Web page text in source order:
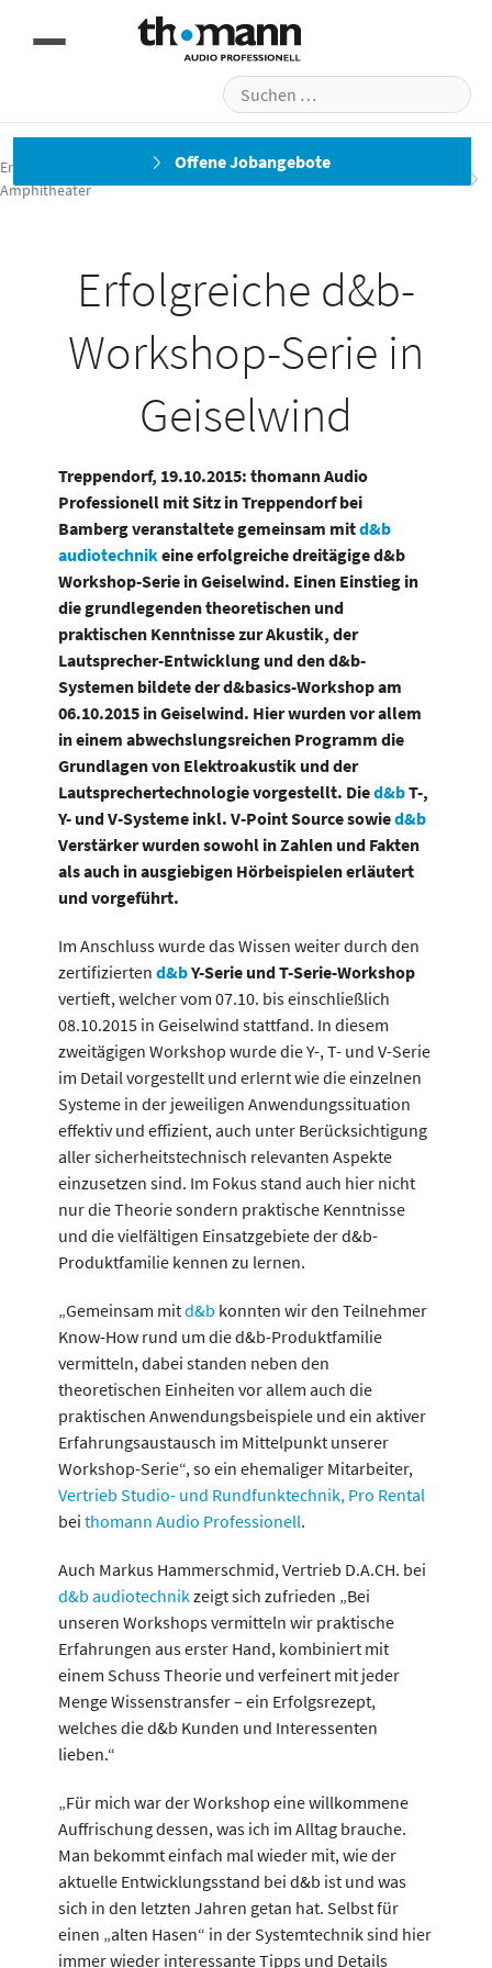
Offene Jobangebote
Einladung zur Yamaha AFC3 Präsentation am 14.07.2016
Erfolgreiche Yamaha AFC3 Präsentation am 14.07.2016 im
Amphitheater
Erfolgreiche d&b-
Workshop-Serie in
Geiselwind
Treppendorf, 19.10.2015: thomann Audio
Professionell mit Sitz in Treppendorf bei
Bamberg veranstaltete gemeinsam mitd&b
audiotechnikeine erfolgreiche dreitägige d&b
Workshop-Serie in Geiselwind. Einen Einstieg in
die grundlegenden theoretischen und
praktischen Kenntnisse zur Akustik, der
Lautsprecher-Entwicklung und den d&b-
Systemen bildete der d&basics-Workshop am
06.10.2015 in Geiselwind. Hier wurden vor allem
in einem abwechslungsreichen Programm die
Grundlagen von Elektroakustik und der
Lautsprechertechnologie vorgestellt. Died&bT-,
Y- und V-Systeme inkl. V-Point Source sowied&b
Verstärker wurden sowohl in Zahlen und Fakten
als auch in ausgiebigen Hörbeispielen erläutert
und vorgeführt.
Im Anschluss wurde das Wissen weiter durch den
zertifizierten d&bY-Serie und T-Serie-Workshop
vertieft, welcher vom 07.10. bis einschließlich
08.10.2015 in Geiselwind stattfand. In diesem
zweitägigen Workshop wurde die Y-, T- und V-Serie
im Detail vorgestellt und erlernt wie die einzelnen
Systeme in der jeweiligen Anwendungssituation
effektiv und effizient, auch unter Berücksichtigung
aller sicherheitstechnisch relevanten Aspekte
einzusetzen sind. Im Fokus stand auch hier nicht
nur die Theorie sondern praktische Kenntnisse
und die vielfältigen Einsatzgebiete der d&b-
Produktfamilie kennen zu lernen.
„Gemeinsam mitd&b konnten wir den Teilnehmer
Know-How rund um die d&b-Produktfamilie
vermitteln, dabei standen neben den
theoretischen Einheiten vor allem auch die
praktischen Anwendungsbeispiele und ein aktiver
Erfahrungsaustausch im Mittelpunkt unserer
Workshop-Serie“, so ein ehemaliger Mitarbeiter,
Vertrieb Studio- und Rundfunktechnik, Pro Rental
bei thomann Audio Professionell.
Auch Markus Hammerschmid, Vertrieb D.A.CH. bei
d&b audiotechnikzeigt sich zufrieden „Bei
unseren Workshops vermitteln wir praktische
Erfahrungen aus erster Hand, kombiniert mit
einem Schuss Theorie und verfeinert mit jeder
Menge Wissenstransfer – ein Erfolgsrezept,
welches die d&b Kunden und Interessenten
lieben.“
„Für mich war der Workshop eine willkommene
Auffrischung dessen, was ich im Alltag brauche.
Man bekommt einfach mal wieder mit, wie der
aktuelle Entwicklungsstand bei d&b ist und was
sich in den letzten Jahren getan hat. Selbst für
einen „alten Hasen“ in der Systemtechnik sind hier
immer wieder interessante Tipps und Details